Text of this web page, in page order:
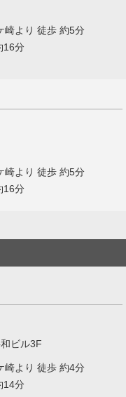
崎より 徒歩 約5分
16分
崎より 徒歩 約5分
16分
ビル3F
崎より 徒歩 約4分
14分